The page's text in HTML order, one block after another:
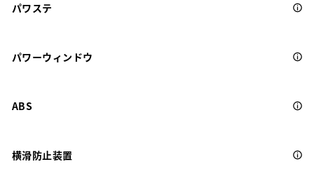
パワステ
パワーウィンドウ
ABS
横滑防止装置